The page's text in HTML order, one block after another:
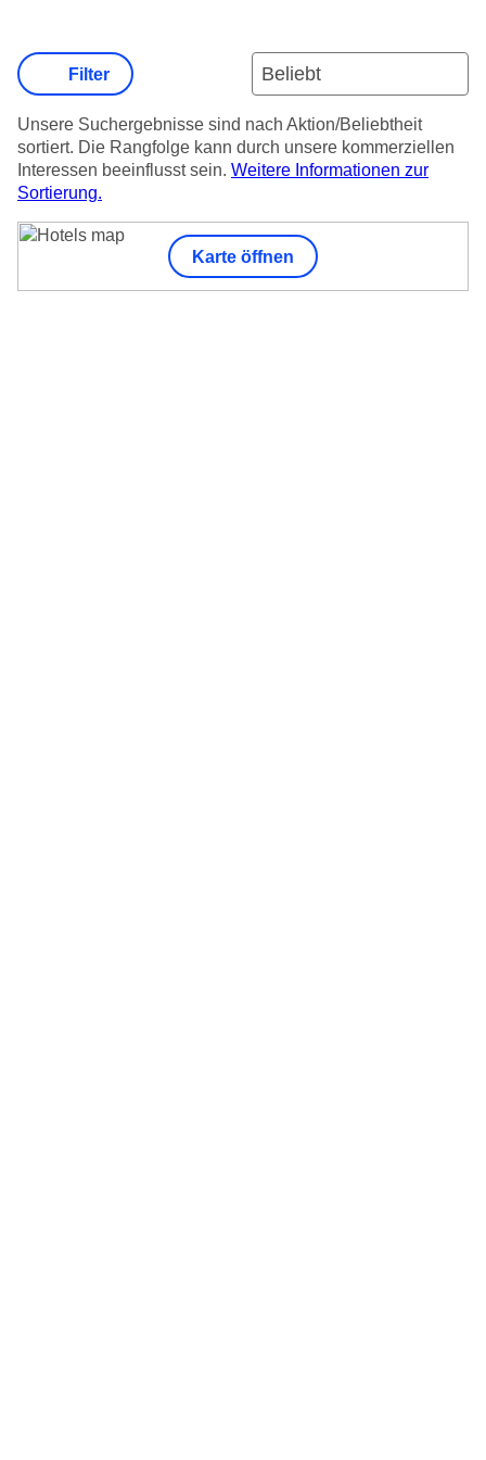
Unsere Suchergebnisse sind nach Aktion/Beliebtheit
sortiert. Die Rangfolge kann durch unsere kommerziellen
Interessen beeinflusst sein. Weitere Informationen zur
Sortierung.
Karte öffnen
Filter